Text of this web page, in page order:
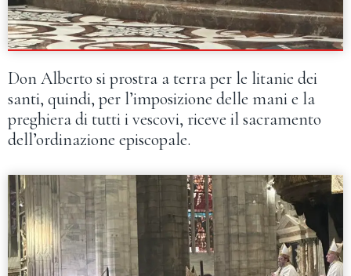
Don Alberto si prostra a terra per le litanie dei
santi, quindi, per l’imposizione delle mani e la
preghiera di tutti i vescovi, riceve il sacramento
dell’ordinazione episcopale.